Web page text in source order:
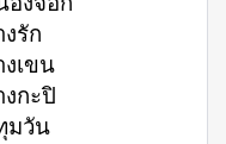
รัก
เขน
กะปิ
มวัน